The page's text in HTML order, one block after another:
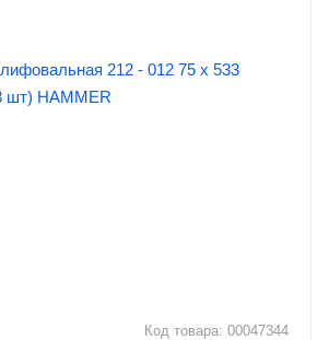
Код товара: 00047344